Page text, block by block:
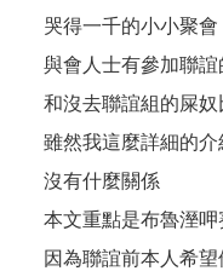
哭得一千的小小聚會
與會人士有參加聯
和沒去聯誼組的屎
雖然我這麼詳細的
沒有什麼關係
本文重點是布魯溼呷
因為聯誼前本人希